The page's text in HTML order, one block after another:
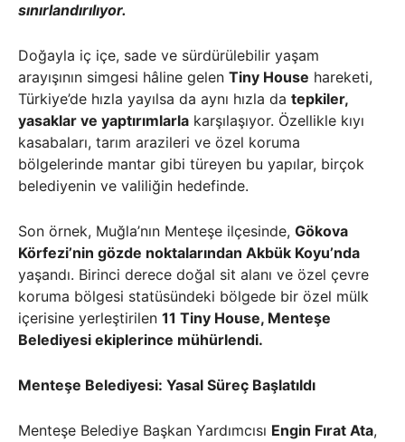
sınırlandırılıyor.
Doğayla iç içe, sade ve sürdürülebilir yaşam
arayışının simgesi hâline gelen Tiny House hareketi,
Türkiye’de hızla yayılsa da aynı hızla da tepkiler,
yasaklar ve yaptırımlarla karşılaşıyor. Özellikle kıyı
kasabaları, tarım arazileri ve özel koruma
bölgelerinde mantar gibi türeyen bu yapılar, birçok
belediyenin ve valiliğin hedefinde.
Son örnek, Muğla’nın Menteşe ilçesinde, Gökova
Körfezi’nin gözde noktalarından Akbük Koyu’nda
yaşandı. Birinci derece doğal sit alanı ve özel çevre
koruma bölgesi statüsündeki bölgede bir özel mülk
içerisine yerleştirilen 11 Tiny House, Menteşe
Belediyesi ekiplerince mühürlendi.
Menteşe Belediyesi: Yasal Süreç Başlatıldı
Menteşe Belediye Başkan Yardımcısı Engin Fırat Ata,